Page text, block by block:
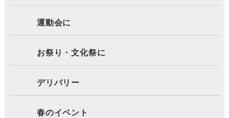
運動会に
お祭り・文化祭に
デリバリー
春のイベント